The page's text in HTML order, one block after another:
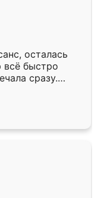
из
здесь.
осталась
всё быстро
сразу.
подошёл к
Собрали
даже